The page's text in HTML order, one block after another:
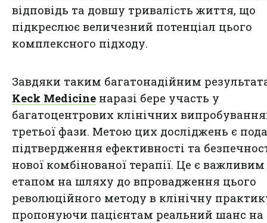
відповідь та довшу тривалість життя, що
підкреслює величезний потенціал цього
комплексного підходу.
Завдяки таким багатонадійним
Keck Medicine наразі бере участь у
багатоцентрових клінічних
третьої фази. Метою цих досліджень є
підтвердження ефективності та
нової комбінованої терапії. Це є важливим
етапом на шляху до впровадження цього
революційного методу в клінічну
пропонуючи пацієнтам реальний шанс на